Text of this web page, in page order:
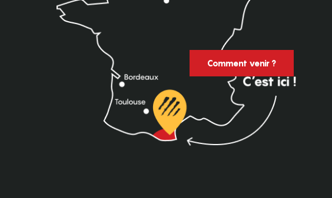
Comment venir ?